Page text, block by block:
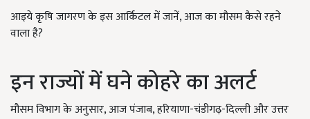
आइये कृषि जागरण के इस आर्किटल में जानें, आज का मौसम कैसे रहने
वाला है?
इन राज्यों में घने कोहरे का अलर्ट
मौसम विभाग के अनुसार, आज पंजाब, हरियाणा-चंडीगढ़-दिल्ली और उत्तर